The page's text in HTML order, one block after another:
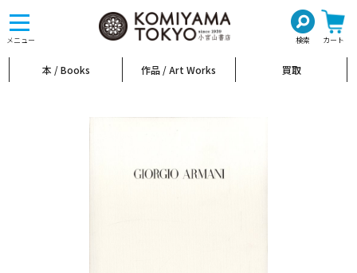
メニュー 検索 カート
toggle
navigation
本 / Books 作品 / Art Works 買取